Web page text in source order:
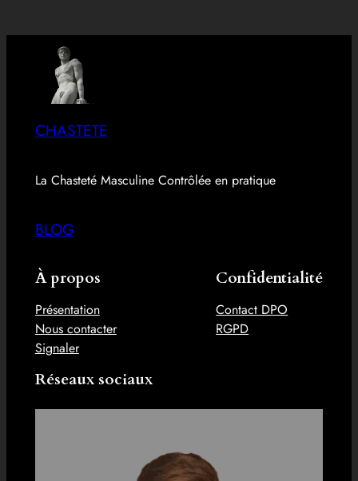
CHASTETE
La Chasteté Masculine Contrôlée en pratique
BLOG
À propos
Présentation
Nous contacter
Signaler
Confidentialité
Contact DPO
RGPD
Réseaux sociaux